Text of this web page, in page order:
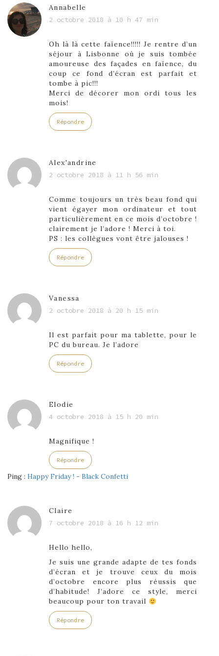
Annabelle
2 octobre 2018 à 10 h 47 min
Oh là là cette faïence!!!!! Je rentre d’un
séjour à Lisbonne où je suis tombée
amoureuse des façades en faïence, du
coup ce fond d’écran est parfait et
tombe à pic!!!
Merci de décorer mon ordi tous les
mois!
Répondre
Alex'andrine
2 octobre 2018 à 11 h 56 min
Comme toujours un très beau fond qui
vient égayer mon ordinateur et tout
particulièrement en ce mois d’octobre !
clairement je l’adore ! Merci à toi.
PS : les collègues vont être jalouses !
Répondre
Vanessa
2 octobre 2018 à 20 h 15 min
Il est parfait pour ma tablette, pour le
PC du bureau. Je l’adore
Répondre
Elodie
4 octobre 2018 à 15 h 20 min
Magnifique !
Répondre
Ping : Happy Friday ! - Black Confetti
Claire
7 octobre 2018 à 16 h 12 min
Hello hello,
Je suis une grande adapte de tes fonds
d’écran et je trouve ceux du mois
d’octobre encore plus réussis que
d’habitude! J’adore ce style, merci
beaucoup pour ton travail
Répondre